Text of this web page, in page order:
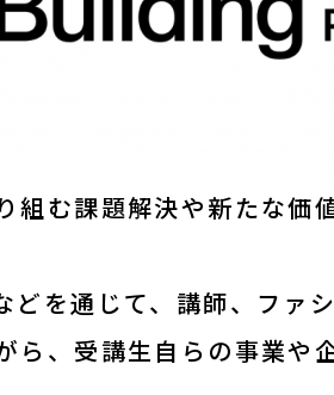
お知らせ・新着情報
む課題解決や新たな価
を通じて、講師、ファ
、受講生自らの事業や